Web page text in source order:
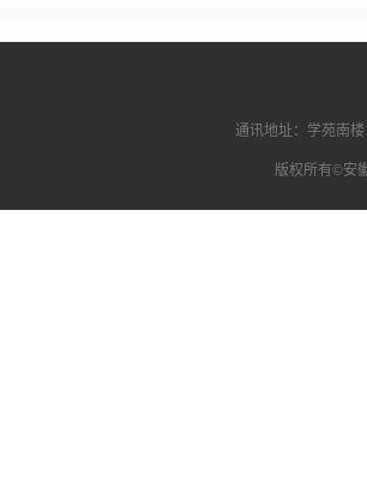
通讯地址：学苑南
版权所有©安